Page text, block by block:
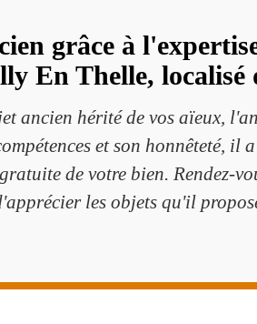
grâce à
En Thelle, localisé
ancien hérité de vos aïeux,
et son honnêteté,
de votre bien. Rendez-
les objets qu'il